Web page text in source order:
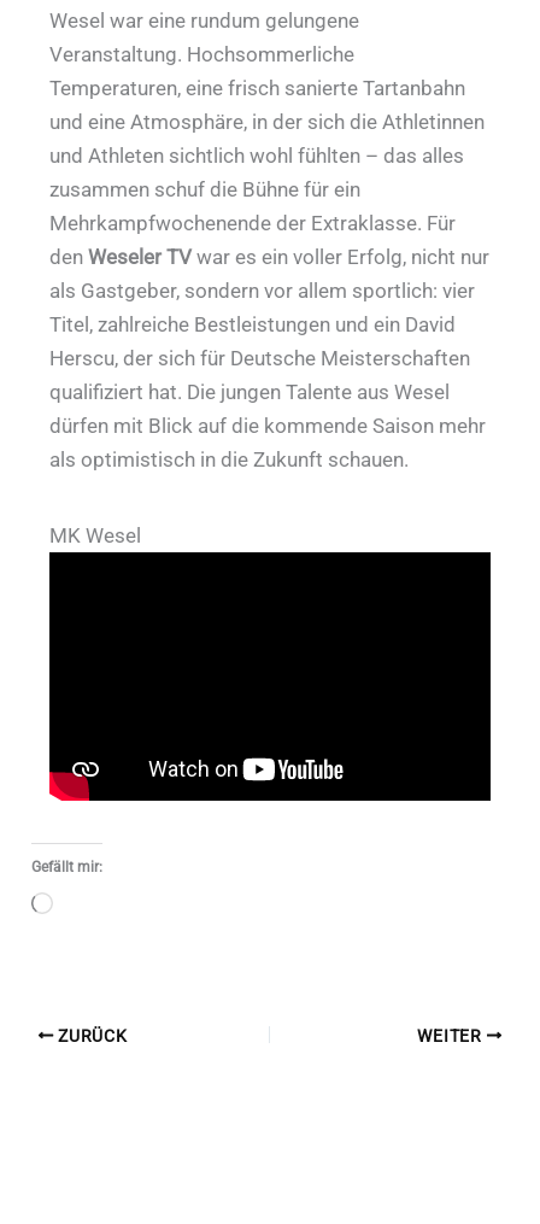
Wesel war eine rundum gelungene
Veranstaltung. Hochsommerliche
Temperaturen, eine frisch sanierte Tartanbahn
und eine Atmosphäre, in der sich die Athletinnen
und Athleten sichtlich wohl fühlten – das alles
zusammen schuf die Bühne für ein
Mehrkampfwochenende der Extraklasse. Für
denWeseler TVwar es ein voller Erfolg, nicht nur
als Gastgeber, sondern vor allem sportlich: vier
Titel, zahlreiche Bestleistungen und ein David
Herscu, der sich für Deutsche Meisterschaften
qualifiziert hat. Die jungen Talente aus Wesel
dürfen mit Blick auf die kommende Saison mehr
als optimistisch in die Zukunft schauen.
MK Wesel
Gefällt mir:
Wird
ZURÜCK WEITER